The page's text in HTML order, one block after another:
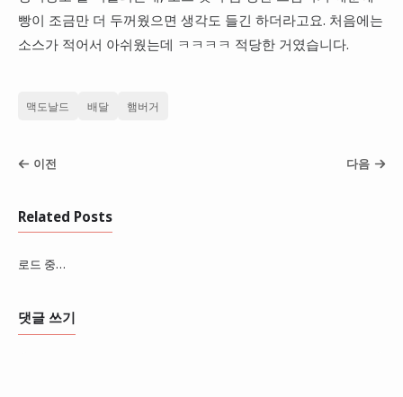
빵이 조금만 더 두꺼웠으면 생각도 들긴 하더라고요. 처음에는
소스가 적어서 아쉬웠는데 ㅋㅋㅋㅋ 적당한 거였습니다.
맥도날드 배달 햄버거
이전 다음
Related Posts
로드 중…
댓글 쓰기